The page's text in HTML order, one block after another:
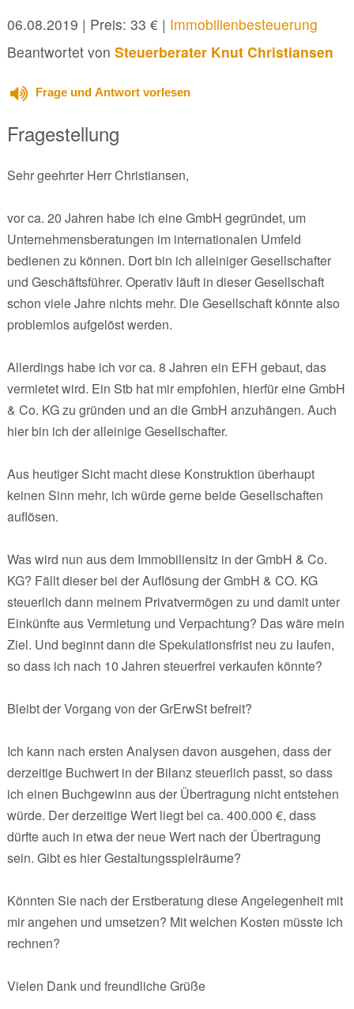
06.08.2019 | Preis: 33 € | Immobilienbesteuerung
Beantwortet von Steuerberater Knut Christiansen
Frage und Antwort vorlesen
Fragestellung
Sehr geehrter Herr Christiansen,
vor ca. 20 Jahren habe ich eine GmbH gegründet, um
Unternehmensberatungen im internationalen Umfeld
bedienen zu können. Dort bin ich alleiniger Gesellschafter
und Geschäftsführer. Operativ läuft in dieser Gesellschaft
schon viele Jahre nichts mehr. Die Gesellschaft könnte also
problemlos aufgelöst werden.
Allerdings habe ich vor ca. 8 Jahren ein EFH gebaut, das
vermietet wird. Ein Stb hat mir empfohlen, hierfür eine GmbH
& Co. KG zu gründen und an die GmbH anzuhängen. Auch
hier bin ich der alleinige Gesellschafter.
Aus heutiger Sicht macht diese Konstruktion überhaupt
keinen Sinn mehr, ich würde gerne beide Gesellschaften
auflösen.
Was wird nun aus dem Immobiliensitz in der GmbH & Co.
KG? Fällt dieser bei der Auflösung der GmbH & CO. KG
steuerlich dann meinem Privatvermögen zu und damit unter
Einkünfte aus Vermietung und Verpachtung? Das wäre mein
Ziel. Und beginnt dann die Spekulationsfrist neu zu laufen,
so dass ich nach 10 Jahren steuerfrei verkaufen könnte?
Bleibt der Vorgang von der GrErwSt befreit?
Ich kann nach ersten Analysen davon ausgehen, dass der
derzeitige Buchwert in der Bilanz steuerlich passt, so dass
ich einen Buchgewinn aus der Übertragung nicht entstehen
würde. Der derzeitige Wert liegt bei ca. 400.000 €, dass
dürfte auch in etwa der neue Wert nach der Übertragung
sein. Gibt es hier Gestaltungsspielräume?
Könnten Sie nach der Erstberatung diese Angelegenheit mit
mir angehen und umsetzen? Mit welchen Kosten müsste ich
rechnen?
Vielen Dank und freundliche Grüße